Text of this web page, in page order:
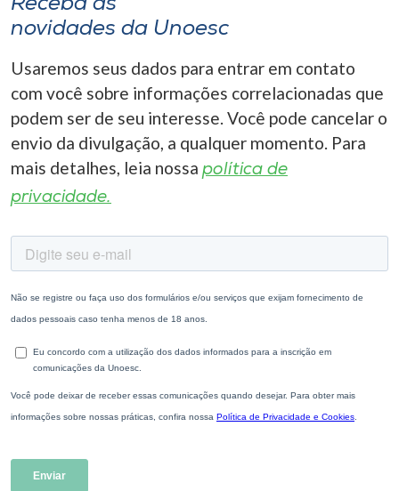
Receba as
novidades da Unoesc
Usaremos seus dados para entrar em contato
com você sobre informações correlacionadas que
podem ser de seu interesse. Você pode cancelar o
envio da divulgação, a qualquer momento. Para
mais detalhes, leia nossa política de
privacidade.